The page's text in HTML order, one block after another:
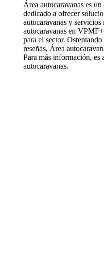
Área autocaravanas es
dedicado a ofrecer
autocaravanas y
autocaravanas en
para el sector.
reseñas, Área
Para más información, es
autocaravanas.